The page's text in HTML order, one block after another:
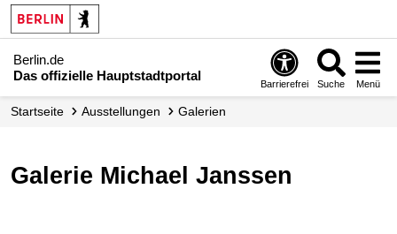
Berlin.de
Das offizielle Hauptstadtportal
Barrierefrei Suche Menü
Startseite Ausstellungen Galerien
Galerie Michael Janssen